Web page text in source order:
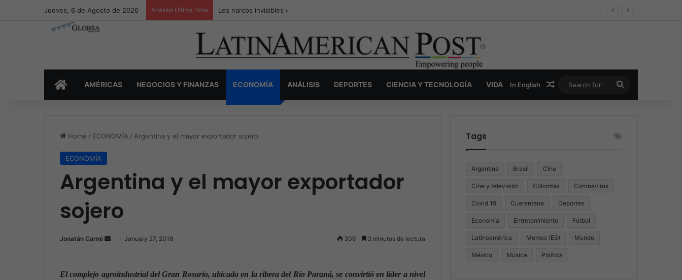
Jueves, 6 de Agosto de 2026 Análisis Última Hora Los narcos invisibles de Colombia: la guerra secreta por la verdad, el poder y la nueva economía de la droga
INICIOAMÉRICAS NEGOCIOS Y FINANZAS ECONOMÍA ANÁLISIS DEPORTES CIENCIA Y TECNOLOGÍA VIDA In English Random Article
for:
Home / ECONOMÍA / Argentina y el mayor exportador sojero
ECONOMÍA
Argentina y el mayor exportador
sojero
Jonatán Carné
d
January 27, 2018 206 2 minutos de lectura
El complejo agroindustrial del Gran Rosario, ubicado en la ribera del Río Paraná, se convirtió en líder a nivel
Tags
Argentina Brasil Cine
Cine y televisión Colombia Coronavirus
Covid 19 Cuarentena Deportes
Economía Entretenimiento Fútbol
Latinoamérica Memes (ES) Mundo
México Música Politica